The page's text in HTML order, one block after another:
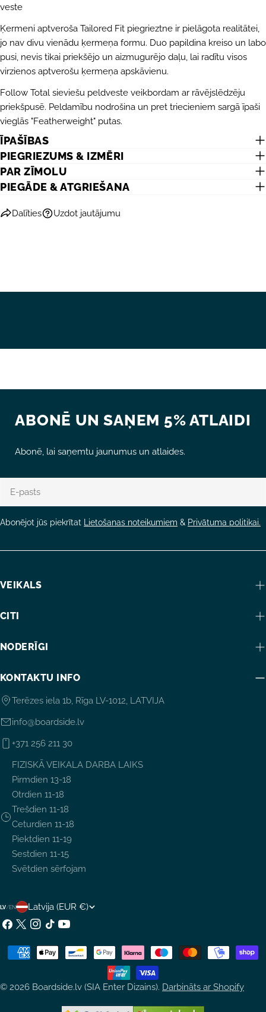
veste
Ķermeni aptveroša Tailored Fit piegrieztne ir pielāgota realitātei,
jo nav divu vienādu ķermeņa formu. Duo papildina kreiso un labo
pusi, nevis tikai priekšējo un aizmugurējo daļu, lai radītu visos
virzienos aptverošu ķermeņa apskāvienu.
Follow Total sieviešu peldveste veikbordam ar rāvējslēdzēju
priekšpusē. Peldamību nodrošina un pret triecieniem sargā īpaši
vieglās "Featherweight" putas.
ĪPAŠĪBAS
PIEGRIEZUMS & IZMĒRI
PAR ZĪMOLU
PIEGĀDE & ATGRIEŠANA
Dalīties
DALĪTIES AR ŠO PRODUKTU
Dalīties
Dalīties
Facebook
DalītiesPiespraust
Pinterest
Uzdot jautājumu
e-
pasts
telefons
ziņojums
Lauki, kas atzīmēti ar *, ir obligāti.
ABONĒ UN SAŅEM 5% ATLAIDI
Abonē, lai saņemtu jaunumus un atlaides.
pasts
Abonējot jūs piekrītat Lietošanas noteikumiem & Privātuma politikai.
VEIKALS
CITI
NODERĪGI
KONTAKTU INFO
Terēzes iela 1b, Rīga LV-1012, LATVIJA
info@boardside.lv
+371 256 211 30
FIZISKĀ VEIKALA DARBA LAIKS
Pirmdien 13-18
Otrdien 11-18
Trešdien 11-18
Ceturdien 11-18
Piektdien 11-19
Sestdien 11-15
Svētdien sērfojam
LV/ENV
A
L
S
T
Latvija (EUR €)
Facebook
X
Instagram
TikTokYouTube
© 2026 Boardside.lv (SIA Enter Dizains). Darbināts ar Shopify
Maksājumu